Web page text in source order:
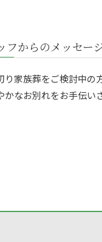
フからのメッセー
り家族葬をご検討中の
なお別れをお手伝い